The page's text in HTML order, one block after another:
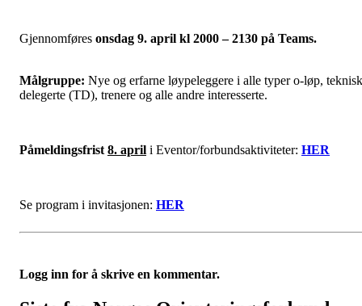
Gjennomføres onsdag 9. april kl 2000 – 2130 på Teams.
Målgruppe: Nye og erfarne løypeleggere i alle typer o-løp, teknisk
delegerte (TD), trenere og alle andre interesserte.
Påmeldingsfrist 8. april i Eventor/forbundsaktiviteter: HER
Se program i invitasjonen: HER
Logg inn for å skrive en kommentar.